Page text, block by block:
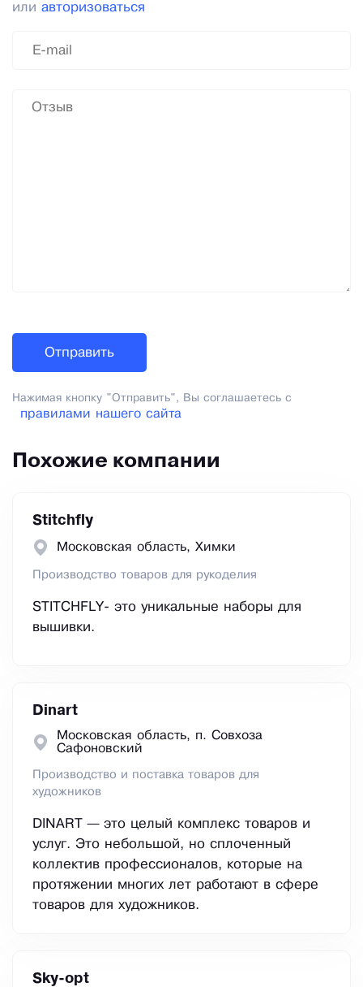
или авторизоваться
Нажимая кнопку "Отправить", Вы соглашаетесь с
правилами нашего сайта
Похожие компании
Stitchfly
Московская область, Химки
Производство товаров для рукоделия
STITCHFLY- это уникальные наборы для
вышивки.
Dinart
Московская область, п. Совхоза
Сафоновский
Производство и поставка товаров для
художников
DINART — это целый комплекс товаров и
услуг. Это небольшой, но сплоченный
коллектив профессионалов, которые на
протяжении многих лет работают в сфере
товаров для художников.
Sky-opt